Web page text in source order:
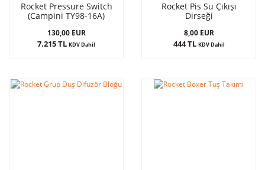
Rocket Pressure Switch
(Campini TY98-16A)
130,00 EUR
7.215 TL KDV Dahil
Rocket Pis Su Çıkışı
Dirseği
8,00 EUR
444 TL KDV Dahil